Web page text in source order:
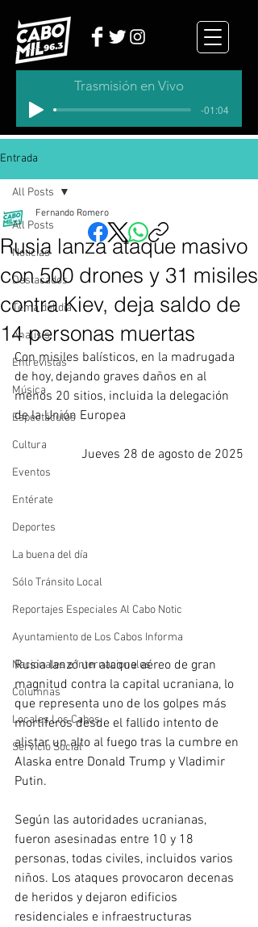
Trasmisión en Vivo
-01:04
Entrada
All Posts
Noticias
Destacados
Tema del dia
Analisis
Entrevistas
Música
Espectáculos
Cultura
Eventos
Entérate
Deportes
La buena del día
Sólo Tránsito Local
Reportajes Especiales Al Cabo Notic
Ayuntamiento de Los Cabos Informa
Nacionales e Internacionales
Columnas
Locales Los Cabos
Servicio Social
All Posts
Rusia lanza ataque masivo
con 500 drones y 31 misiles
contra Kiev, deja saldo de
14 personas muertas
Fernando Romero
Con misiles balísticos, en la madrugada
de hoy, dejando graves daños en al
menos 20 sitios, incluida la delegación
de la Unión Europea
Jueves 28 de agosto de 2025
Rusia lanzó un ataque aéreo de gran
magnitud contra la capital ucraniana, lo
que representa uno de los golpes más
mortíferos desde el fallido intento de
alistar un alto al fuego tras la cumbre en
Alaska entre Donald Trump y Vladimir
Putin.
Según las autoridades ucranianas,
fueron asesinadas entre 10 y 18
personas, todas civiles, incluidos varios
niños. Los ataques provocaron decenas
de heridos y dejaron edificios
residenciales e infraestructuras